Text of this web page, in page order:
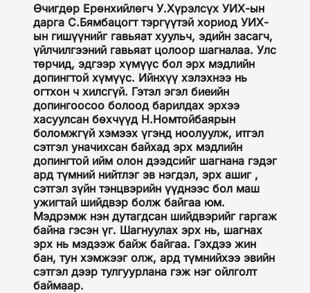
Өчигдөр Ерөнхийлөгч У.Хүрэлсүх УИХ-ын
дарга С.Бямбацогт тэргүүтэй хориод УИХ-
ын гишүүнийг гавьяат хуульч, эдийн засагч,
үйлчилгээний гавьяат цолоор шагналаа. Улс
төрчид, эдгээр хүмүүс бол эрх мэдлийн
допингтой хүмүүс. Ийнхүү хэлэхнээ нь
огтхон ч хилсгүй. Гэтэл эгэл биеийн
допингоосоо болоод барилдах эрхээ
хасуулсан бөхчүүд Н.Номтойбаярын
боломжгүй хэмээх үгэнд ноолуулж, итгэл
сэтгэл уначихсан байхад эрх мэдлийн
допингтой ийм олон дээдсийг шагнана гэдэг
ард түмний нийтлэг эв нэгдэл, эрх ашиг ,
сэтгэл зүйн тэнцвэрийн үүднээс бол маш
ужигтай шийдвэр болж байгаа юм.
Мэдрэмж нэн дутагдсан шийдвэрийг гаргаж
байна гэсэн үг. Шагнуулах эрх нь, шагнах
эрх нь мэдээж байж байгаа. Гэхдээ жин
бан, тун хэмжээг олж, ард түмнийхээ эвийн
сэтгэл дээр тулгуурлана гэж нэг ойлголт
баймаар.